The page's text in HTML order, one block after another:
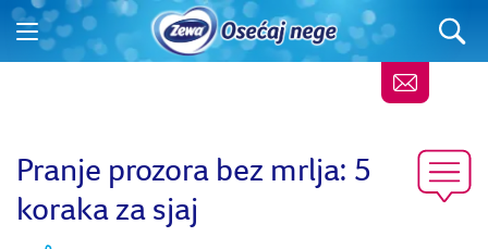
Pranje prozora bez mrlja: 5
koraka za sjaj